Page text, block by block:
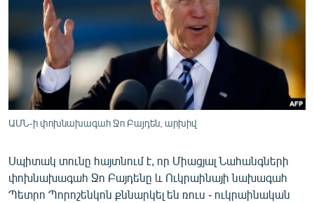
ՄԻՋԱԶԳԱՅԻՆ
ՄՇԱԿՈՒՅԹ
ՍՊՈՐՏ
ՄԵԿՆԱԲԱՆՈՒԹՅՈՒՆ
ՏՏ ԵՒ ԻՆՏԵՐՆԵՏ
ԱՐԽԻՎ
ՏԵՍԱՆՅՈՒԹԵՐ
ԱՄՆ-ի փոխնախագահ Ջո Բայդեն, արխիվ
Սպիտակ տունը հայտնում է, որ Միացյալ Նահանգների
փոխնախագահ Ջո Բայդենը և Ուկրաինայի նախագահ
Պետրո Պորոշենկոն քննարկել են ռուս - ուկրաինական